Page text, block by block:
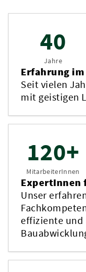
40
Jahre
Erfahrung
Seit vielen
mit geistigen
120+
MitarbeiterInnen
ExpertInnen
Unser
effiziente und